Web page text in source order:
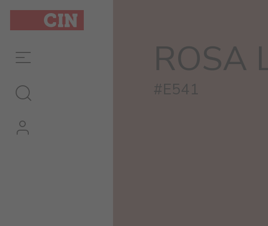
ROSA
#E541